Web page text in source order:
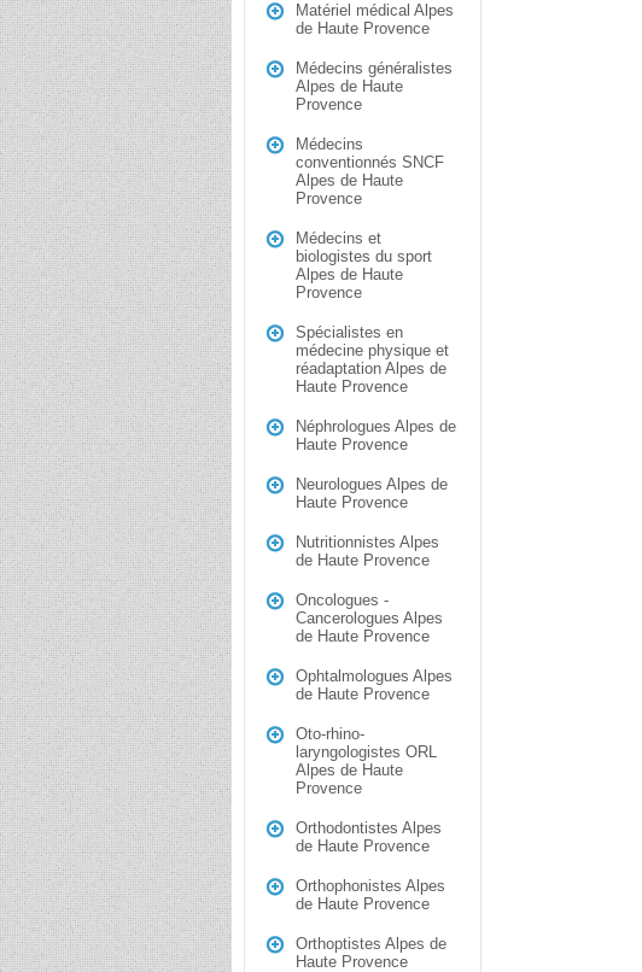
Matériel médical Alpes
de Haute Provence
Médecins généralistes
Alpes de Haute
Provence
Médecins
conventionnés SNCF
Alpes de Haute
Provence
Médecins et
biologistes du sport
Alpes de Haute
Provence
Spécialistes en
médecine physique et
réadaptation Alpes de
Haute Provence
Néphrologues Alpes de
Haute Provence
Neurologues Alpes de
Haute Provence
Nutritionnistes Alpes
de Haute Provence
Oncologues -
Cancerologues Alpes
de Haute Provence
Ophtalmologues Alpes
de Haute Provence
Oto-rhino-
laryngologistes ORL
Alpes de Haute
Provence
Orthodontistes Alpes
de Haute Provence
Orthophonistes Alpes
de Haute Provence
Orthoptistes Alpes de
Haute Provence